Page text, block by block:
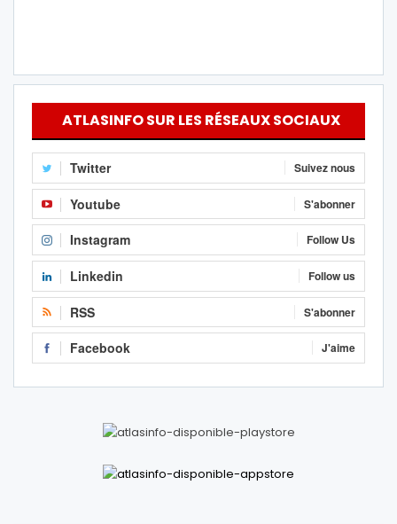
ATLASINFO SUR LES RÉSEAUX SOCIAUX
Twitter Suivez nous
Youtube S'abonner
Instagram Follow Us
Linkedin Follow us
RSS S'abonner
Facebook J'aime